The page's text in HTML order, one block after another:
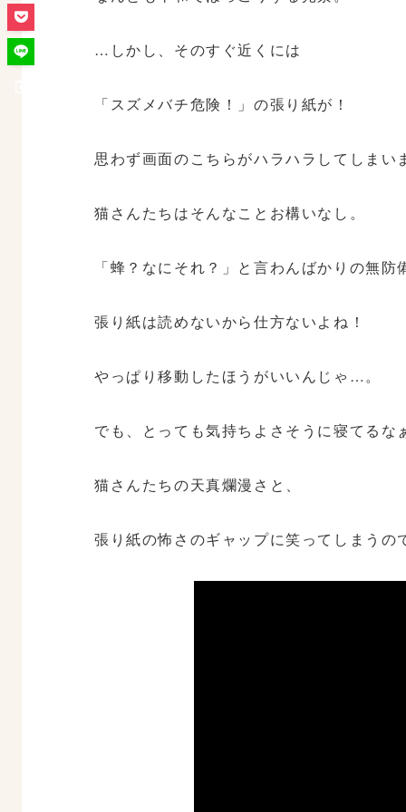
…しかし、そのすぐ近くには
「スズメバチ危険！」の張り紙が！
思わず画面のこちらがハラハラしてしまい
猫さんたちはそんなことお構いなし。
「蜂？なにそれ？」と言わんばかりの無防
張り紙は読めないから仕方ないよね！
やっぱり移動したほうがいいんじゃ…。
でも、とっても気持ちよさそうに寝てるな
猫さんたちの天真爛漫さと、
張り紙の怖さのギャップに笑ってしまうの